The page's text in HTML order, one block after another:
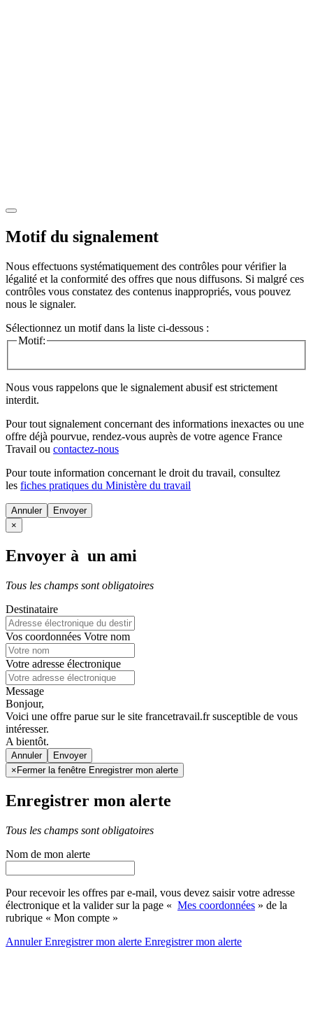
Motif du signalement
Nous effectuons systématiquement des contrôles pour vérifier la
légalité et la conformité des offres que nous diffusons. Si malgré ces
contrôles vous constatez des contenus inappropriés, vous pouvez
nous le signaler.
Sélectionnez un motif dans la liste ci-dessous :
Motif:
Nous vous rappelons que le signalement abusif est strictement
interdit.
Pour tout signalement concernant des informations inexactes ou une
offre déjà pourvue, rendez-vous auprès de votre agence France
Travail ou contactez-nous
Pour toute information concernant le droit du travail, consultez
les fiches pratiques du Ministère du travail
Annuler
×
Envoyer à un ami
Tous les champs sont obligatoires
Destinataire
Vos coordonnées Votre nom
Votre adresse électronique
Message
Bonjour,
Voici une offre parue sur le site francetravail.fr susceptible de vous
intéresser.
A bientôt.
Annuler
× Fermer la fenêtre Enregistrer mon alerte
Enregistrer mon alerte
Tous les champs sont obligatoires
Nom de mon alerte
Pour recevoir les offres par e-mail, vous devez saisir votre adresse
électronique et la valider sur la page « Mes coordonnées » de la
rubrique « Mon compte »
AnnulerEnregistrer mon alerte Enregistrermon alerte